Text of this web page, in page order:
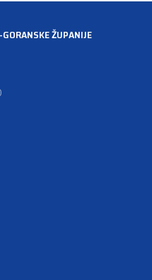
ŽUPANIJE